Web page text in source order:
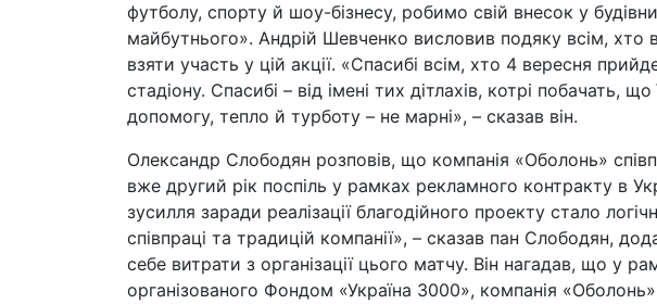
футболу, спорту й шоу-бізнесу, робимо свій внесок у
майбутнього». Андрій Шевченко висловив подяку всім, хто
взяти участь у цій акції. «Спасибі всім, хто 4 вересня
стадіону. Спасибі – від імені тих дітлахів, котрі побачать, що
допомогу, тепло й турботу – не марні», – сказав він.
Олександр Слободян розповів, що компанія «Оболонь»
вже другий рік поспіль у рамках рекламного контракту в
зусилля заради реалізації благодійного проекту стало
співпраці та традицій компанії», – сказав пан Слободян,
себе витрати з організації цього матчу. Він нагадав, що у
організованого Фондом «Україна 3000», компанія